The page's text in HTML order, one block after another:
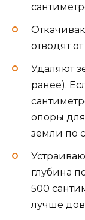
отводят
Удаляют
ранее).
опоры
земли по
глубина
500
лучше